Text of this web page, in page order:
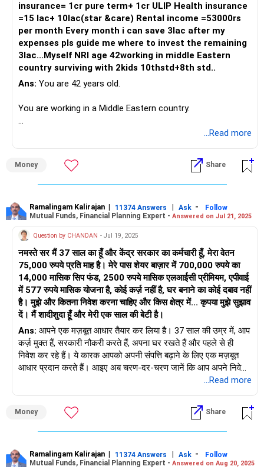
लचीलेपन और दूरदर्शिता का प्रमाण है। आशावाद और बुद्धिमत्ता के साथ आगे
बढ़ते रहें।
insurance= 1cr pure term+ 1cr ULIP Health insurance
=15 lac+ 10lac(star &care) Rental income =53000rs
per month Every month i can save 3lac after my
expenses pls guide me where to invest the remaining
3lac...Myself NRI age 42working in middle Eastern
country surviving with 2kids 10thstd+8th std..
Ans: You are 42 years old.
You are working in a Middle Eastern country.
Monthly income allows you to save Rs. 3 lakhs.
You are already investing Rs. 97,500 in SIPs.
Your total financial assets include:
PMS investments: Rs. 1.10 crore
Personal stock portfolio: Rs. 48.87 lakhs
Mutual fund portfolio: Rs. 50 lakhs
FD and savings: Rs. 15 lakhs
Rental income: Rs. 53,000 per month
Insurance:
ULIP: Rs. 1 crore
Health insurance: Rs. 15 lakhs (Star) + Rs. 10 lakhs (Care)
Let us now build a 360-degree strategy for the surplus Rs.
3 lakhs monthly.
...Read more
Money Share
Ramalingam Kalirajan | 11374 Answers | Ask -
Follow
Mutual Funds, Financial Planning Expert - Answered on Jul 21, 2025
Question by CHANDAN - Jul 19, 2025
नमस्ते सर मैं 37 साल का हूँ और केंद्र सरकार का कर्मचारी हूँ, मेरा वेतन
75,000 रुपये प्रति माह है। मेरे पास शेयर बाज़ार में 700,000 रुपये का
14,000 मासिक सिप फंड, 2500 रुपये मासिक एलआईसी प्रीमियम, एपीवाई
में 577 रुपये मासिक योजना है, कोई कर्ज़ नहीं है, घर बनाने का कोई दबाव नहीं
है। मुझे और कितना निवेश करना चाहिए और किस क्षेत्र में... कृपया मुझे सुझाव
दें। मैं शादीशुदा हूँ और मेरी एक साल की बेटी है।
Ans: आपने एक मज़बूत आधार तैयार कर लिया है। 37 साल की उम्र में, आप
कर्ज़ मुक्त हैं, सरकारी नौकरी करते हैं, अपना घर रखते हैं और पहले से ही
निवेश कर रहे हैं। ये कारक आपको अपनी संपत्ति बढ़ाने के लिए एक मज़बूत
आधार प्रदान करते हैं। आइए अब चरण-दर-चरण जानें कि आप अपने निवेश
की बेहतर योजना कैसे बना सकते हैं और अपने परिवार के भविष्य को 360-
● आय, बचत और मौजूदा निवेश सारांश
– आप नियमित रूप से SIP में 14,000 रुपये का निवेश कर रहे हैं।
– आप LIC प्रीमियम के लिए 2,500 रुपये का भुगतान कर रहे हैं।
...Read more
Money Share
Ramalingam Kalirajan | 11374 Answers | Ask -
Follow
Mutual Funds, Financial Planning Expert - Answered on Aug 20, 2025